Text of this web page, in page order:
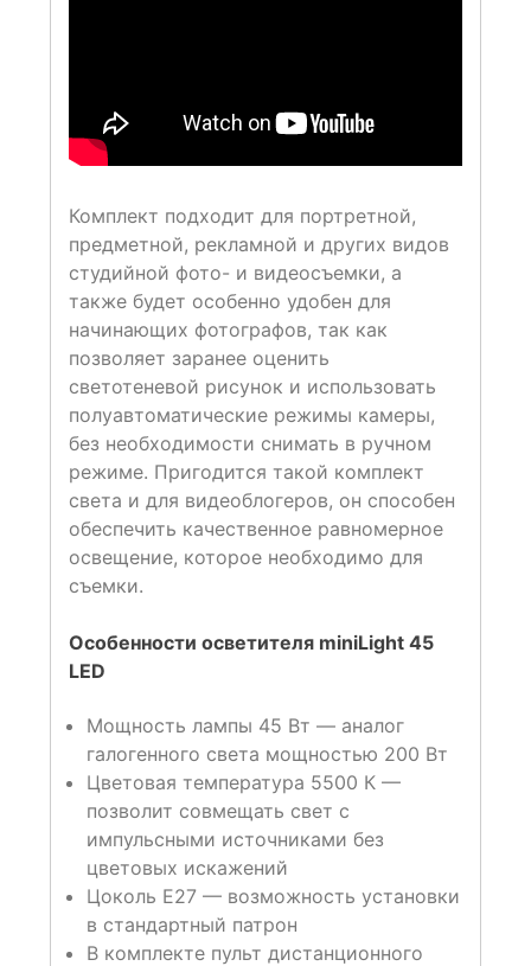
Комплект подходит для портретной,
предметной, рекламной и других видов
студийной фото- и видеосъемки, а
также будет особенно удобен для
начинающих фотографов, так как
позволяет заранее оценить
светотеневой рисунок и использовать
полуавтоматические режимы камеры,
без необходимости снимать в ручном
режиме. Пригодится такой комплект
света и для видеоблогеров, он способен
обеспечить качественное равномерное
освещение, которое необходимо для
съемки.
Особенности осветителя miniLight 45
LED
Мощность лампы 45 Вт — аналог
галогенного света мощностью 200 Вт
Цветовая температура 5500 К —
позволит совмещать свет с
импульсными источниками без
цветовых искажений
Цоколь Е27 — возможность установки
в стандартный патрон
В комплекте пульт дистанционного